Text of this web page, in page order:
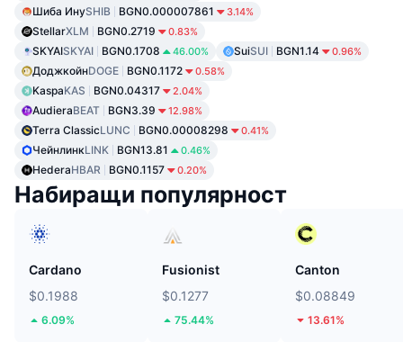
Шиба ИнуSHIB BGN0.000007861 3.14%
StellarXLM BGN0.2719 0.83%
SKYAISKYAI BGN0.1708 46.00% SuiSUI BGN1.14 0.96%
ДоджкойнDOGE BGN0.1172 0.58%
KaspaKAS BGN0.04317 2.04%
AudieraBEAT BGN3.39 12.98%
Terra ClassicLUNC BGN0.00008298 0.41%
ЧейнлинкLINK BGN13.81 0.46%
HederaHBAR BGN0.1157 0.20%
Набиращи популярност
Cardano
$0.1988
6.09%
Fusionist
$0.1277
75.44%
Canton
$0.08849
13.61%